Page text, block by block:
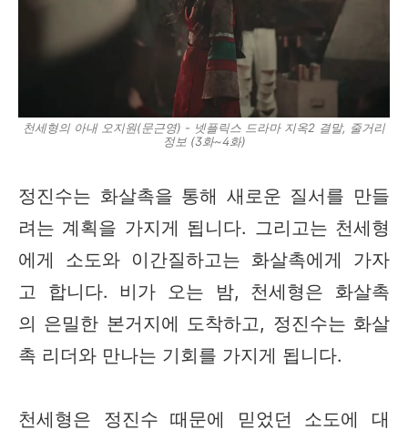
천세형의 아내 오지원(문근영) - 넷플릭스 드라마 지옥2 결말, 줄거리
정보 (3화~4화)
정진수는 화살촉을 통해 새로운 질서를 만들
려는 계획을 가지게 됩니다. 그리고는 천세형
에게 소도와 이간질하고는 화살촉에게 가자
고 합니다. 비가 오는 밤, 천세형은 화살촉
의 은밀한 본거지에 도착하고, 정진수는 화살
촉 리더와 만나는 기회를 가지게 됩니다.
천세형은 정진수 때문에 믿었던 소도에 대